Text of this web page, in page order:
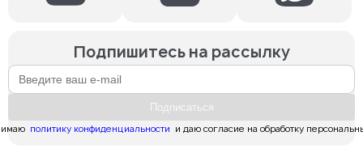
Подпишитесь на рассылку
Подпиcаться
политику конфиденциальности
и даю согласие на обработку